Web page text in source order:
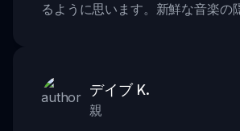
るように思います。新鮮な音楽の
デイブ K.
親